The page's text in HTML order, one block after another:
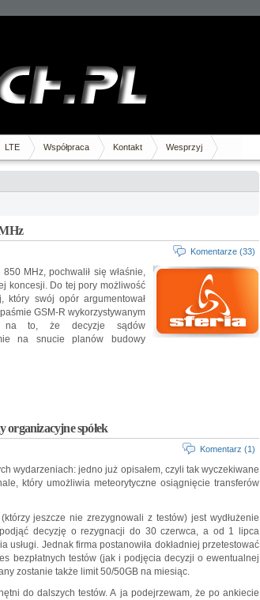
LTE Współpraca Kontakt Wesprzyj
Komentarze (33)
MHz, pochwalił się właśnie,
koncesji. Do tej pory możliwość
który swój opór argumentował
GSM-R wykorzystywanym
na to, że decyzje sądów
na snucie planów budowy
organizacyjne spółek
Komentarz (1)
wydarzeniach: jedno już opisałem, czyli tak wyczekiwane
który umożliwia meteorytyczne osiągnięcie transferów
jeszcze nie zrezygnowali z testów) jest wydłużenie
decyzję o rezygnacji do 30 czerwca, a od 1 lipca
usługi. Jednak firma postanowiła dokładniej przetestować
bezpłatnych testów (jak i podjęcia decyzji o ewentualnej
zostanie także limit 50/50GB na miesiąc.
do dalszych testów. A ja podejrzewam, że po ankiecie